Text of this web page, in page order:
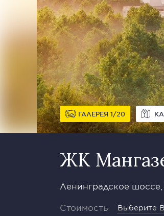
ГАЛЕРЕЯ 1 20
ЖК
Ленинградское шоссе,
Стоимость Выберите